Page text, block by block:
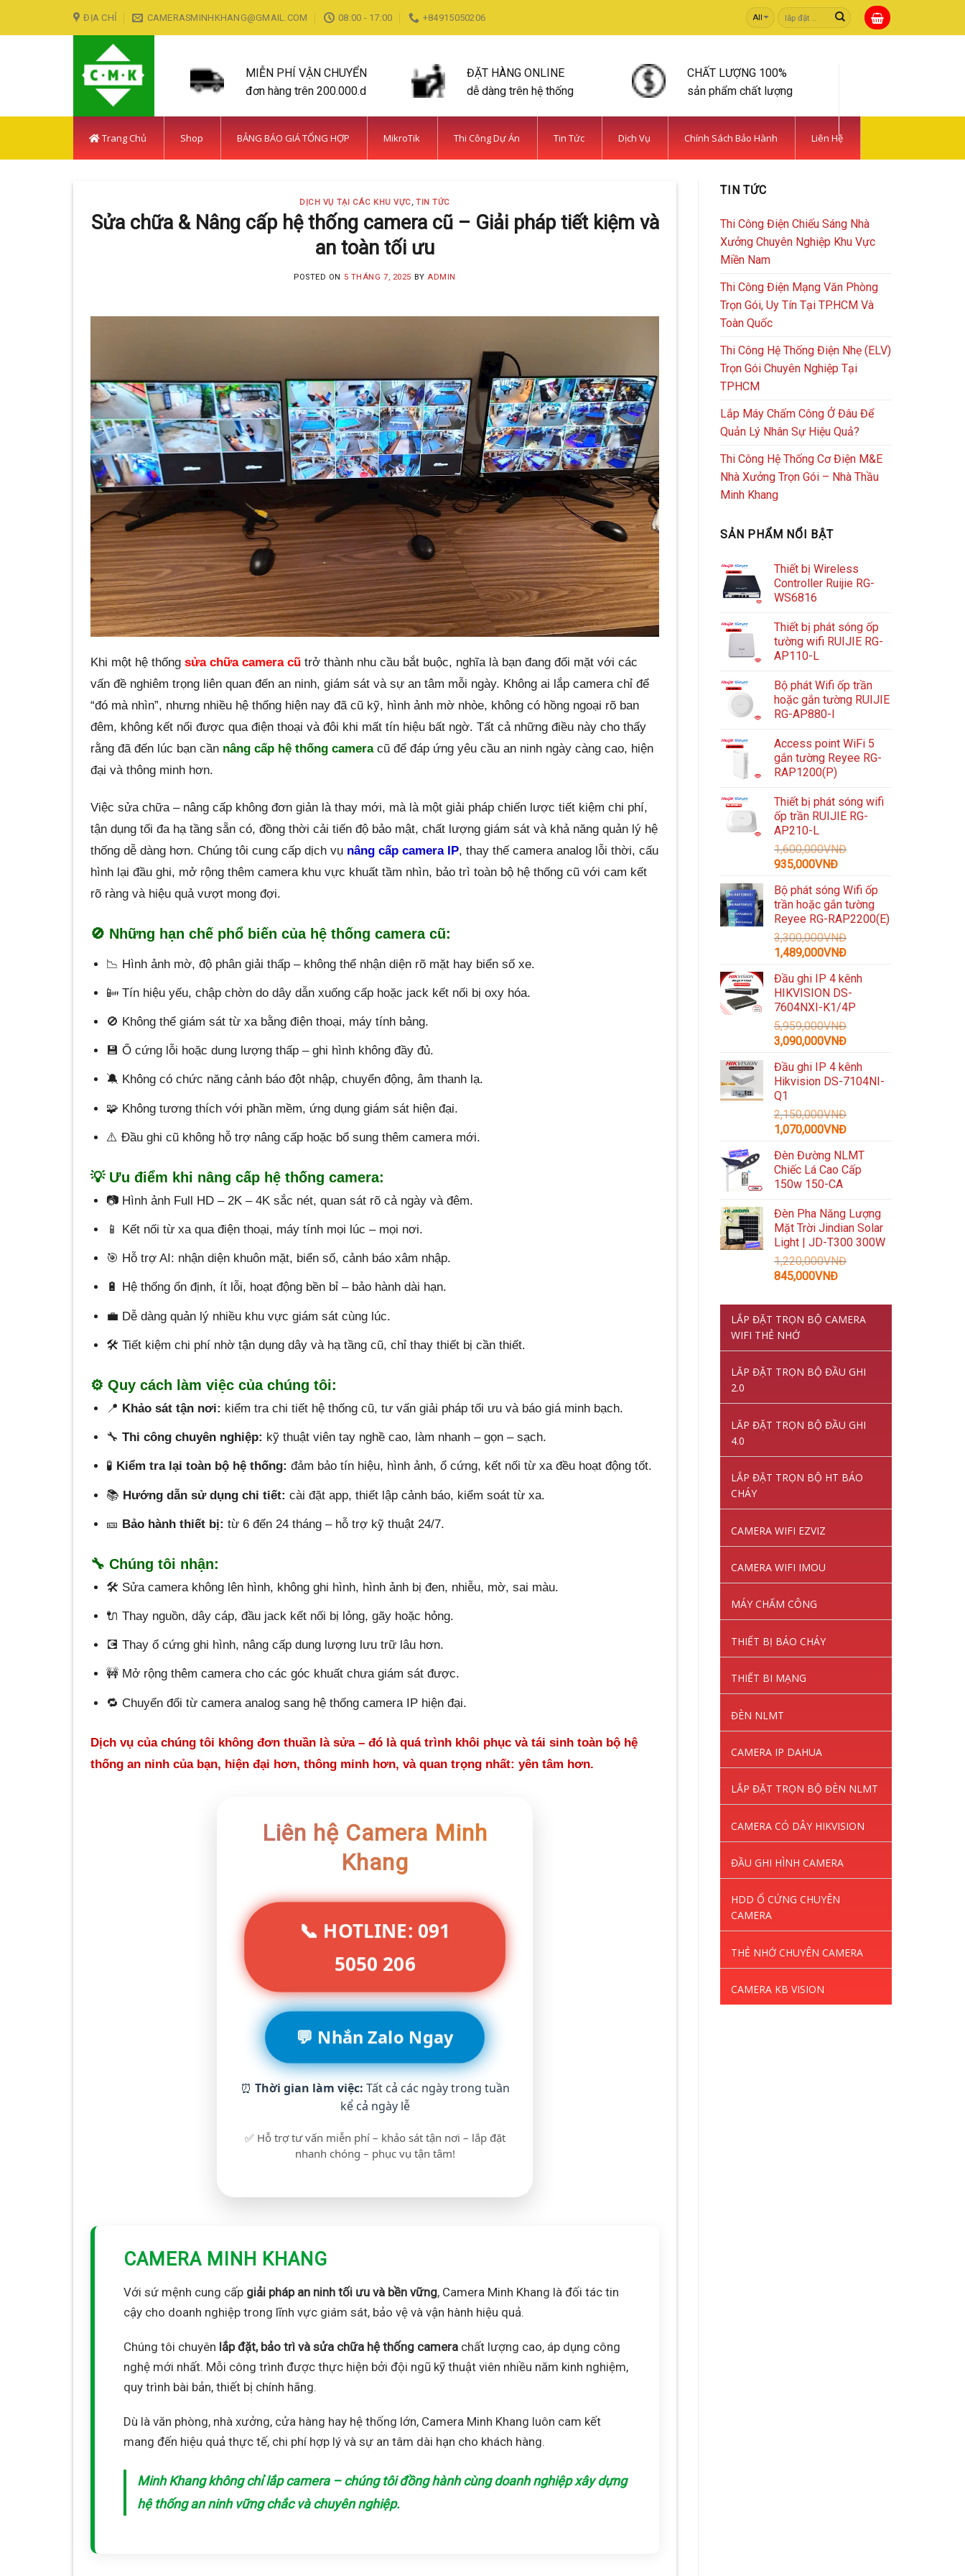
ĐỊA CHỈ CAMERASMINHKHANG@GMAIL.COM 08:00 - 17:00 +84915050206
Tìm
kiếm:
MIỄN PHÍ VẬN CHUYỂN
đơn hàng trên 200.000.d
ĐẶT HÀNG ONLINE
dễ dàng trên hệ thống
CHẤT LƯỢNG 100%
sản phẩm chất lượng
Trang Chủ Shop BẢNG BÁO GIÁ TỔNG HỢP MikroTik Thi Công Dự Án Tin Tức Dịch Vụ Chính Sách Bảo Hành Liên Hệ
DỊCH VỤ TẠI CÁC KHU VỰC,TIN TỨC
Sửa chữa & Nâng cấp hệ thống camera cũ – Giải pháp tiết kiệm và
an toàn tối ưu
POSTED ON 5 THÁNG 7, 2025 BY ADMIN
Khi một hệ thống sửa chữa camera cũ trở thành nhu cầu bắt buộc, nghĩa là bạn đang đối mặt với các
vấn đề nghiêm trọng liên quan đến an ninh, giám sát và sự an tâm mỗi ngày. Không ai lắp camera chỉ để
“đó mà nhìn”, nhưng nhiều hệ thống hiện nay đã cũ kỹ, hình ảnh mờ nhòe, không có hồng ngoại rõ ban
đêm, không kết nối được qua điện thoại và đôi khi mất tín hiệu bất ngờ. Tất cả những điều này cho thấy
rằng đã đến lúc bạn cần nâng cấp hệ thống cameracũ để đáp ứng yêu cầu an ninh ngày càng cao, hiện
đại và thông minh hơn.
Việc sửa chữa – nâng cấp không đơn giản là thay mới, mà là một giải pháp chiến lược tiết kiệm chi phí,
tận dụng tối đa hạ tầng sẵn có, đồng thời cải tiến độ bảo mật, chất lượng giám sát và khả năng quản lý hệ
thống dễ dàng hơn. Chúng tôi cung cấp dịch vụ nâng cấp camera IP, thay thế camera analog lỗi thời, cấu
hình lại đầu ghi, mở rộng thêm camera khu vực khuất tầm nhìn, bảo trì toàn bộ hệ thống cũ với cam kết
rõ ràng và hiệu quả vượt mong đợi.
🚫 Những hạn chế phổ biến của hệ thống camera cũ:
📉 Hình ảnh mờ, độ phân giải thấp – không thể nhận diện rõ mặt hay biển số xe.
📴 Tín hiệu yếu, chập chờn do dây dẫn xuống cấp hoặc jack kết nối bị oxy hóa.
🚫 Không thể giám sát từ xa bằng điện thoại, máy tính bảng.
💾 Ổ cứng lỗi hoặc dung lượng thấp – ghi hình không đầy đủ.
🔕 Không có chức năng cảnh báo đột nhập, chuyển động, âm thanh lạ.
🧩 Không tương thích với phần mềm, ứng dụng giám sát hiện đại.
⚠️ Đầu ghi cũ không hỗ trợ nâng cấp hoặc bổ sung thêm camera mới.
💡 Ưu điểm khi nâng cấp hệ thống camera:
📷 Hình ảnh Full HD – 2K – 4K sắc nét, quan sát rõ cả ngày và đêm.
📱 Kết nối từ xa qua điện thoại, máy tính mọi lúc – mọi nơi.
🎯 Hỗ trợ AI: nhận diện khuôn mặt, biển số, cảnh báo xâm nhập.
🔋 Hệ thống ổn định, ít lỗi, hoạt động bền bỉ – bảo hành dài hạn.
💼 Dễ dàng quản lý nhiều khu vực giám sát cùng lúc.
🛠️ Tiết kiệm chi phí nhờ tận dụng dây và hạ tầng cũ, chỉ thay thiết bị cần thiết.
⚙️ Quy cách làm việc của chúng tôi:
📍 Khảo sát tận nơi: kiểm tra chi tiết hệ thống cũ, tư vấn giải pháp tối ưu và báo giá minh bạch.
🔧Thi công chuyên nghiệp: kỹ thuật viên tay nghề cao, làm nhanh – gọn – sạch.
🧪 Kiểm tra lại toàn bộ hệ thống: đảm bảo tín hiệu, hình ảnh, ổ cứng, kết nối từ xa đều hoạt động tốt.
📚 Hướng dẫn sử dụng chi tiết: cài đặt app, thiết lập cảnh báo, kiểm soát từ xa.
🎫 Bảo hành thiết bị: từ 6 đến 24 tháng – hỗ trợ kỹ thuật 24/7.
🔧 Chúng tôi nhận:
🛠️ Sửa camera không lên hình, không ghi hình, hình ảnh bị đen, nhiễu, mờ, sai màu.
🔌 Thay nguồn, dây cáp, đầu jack kết nối bị lỏng, gãy hoặc hỏng.
💽 Thay ổ cứng ghi hình, nâng cấp dung lượng lưu trữ lâu hơn.
🚧 Mở rộng thêm camera cho các góc khuất chưa giám sát được.
🔁 Chuyển đổi từ camera analog sang hệ thống camera IP hiện đại.
Dịch vụ của chúng tôi không đơn thuần là sửa – đó là quá trình khôi phục và tái sinh toàn bộ hệ
thống an ninh của bạn, hiện đại hơn, thông minh hơn, và quan trọng nhất: yên tâm hơn.
Liên hệ Camera Minh
Khang
📞 HOTLINE: 091
5050 206
💬 Nhắn Zalo Ngay
⏰ Thời gian làm việc: Tất cả các ngày trong tuần
kể cả ngày lễ
✅ Hỗ trợ tư vấn miễn phí – khảo sát tận nơi – lắp đặt
nhanh chóng – phục vụ tận tâm!
CAMERA MINH KHANG
Với sứ mệnh cung cấp giải pháp an ninh tối ưu và bền vững, Camera Minh Khang là đối tác tin
cậy cho doanh nghiệp trong lĩnh vực giám sát, bảo vệ và vận hành hiệu quả.
Chúng tôi chuyên lắp đặt, bảo trì và sửa chữa hệ thống camera chất lượng cao, áp dụng công
nghệ mới nhất. Mỗi công trình được thực hiện bởi đội ngũ kỹ thuật viên nhiều năm kinh nghiệm,
quy trình bài bản, thiết bị chính hãng.
Dù là văn phòng, nhà xưởng, cửa hàng hay hệ thống lớn, Camera Minh Khang luôn cam kết
mang đến hiệu quả thực tế, chi phí hợp lý và sự an tâm dài hạn cho khách hàng.
Minh Khang không chỉ lắp camera – chúng tôi đồng hành cùng doanh nghiệp xây dựng
hệ thống an ninh vững chắc và chuyên nghiệp.
TIN TỨC
Thi Công Điện Chiếu Sáng Nhà
Xưởng Chuyên Nghiệp Khu Vực
Miền Nam
Thi Công Điện Mạng Văn Phòng
Trọn Gói, Uy Tín Tại TP.HCM Và
Toàn Quốc
Thi Công Hệ Thống Điện Nhẹ (ELV)
Trọn Gói Chuyên Nghiệp Tại
TPHCM
Lắp Máy Chấm Công Ở Đâu Để
Quản Lý Nhân Sự Hiệu Quả?
Thi Công Hệ Thống Cơ Điện M&E
Nhà Xưởng Trọn Gói – Nhà Thầu
Minh Khang
SẢN PHẨM NỔI BẬT
Thiết bị Wireless
Controller Ruijie RG-
WS6816
Thiết bị phát sóng ốp
tường wifi RUIJIE RG-
AP110-L
Bộ phát Wifi ốp trần
hoặc gắn tường RUIJIE
RG-AP880-I
Access point WiFi 5
gắn tường Reyee RG-
RAP1200(P)
Thiết bị phát sóng wifi
ốp trần RUIJIE RG-
AP210-L
1,600,000VNĐ
Giá
là:
1,600,000VNĐ.
935,000VNĐGiá
tại
là:
935,000VNĐ.
Bộ phát sóng Wifi ốp
trần hoặc gắn tường
Reyee RG-RAP2200(E)
3,300,000VNĐ
Giá
là:
3,300,000VNĐ.
1,489,000VNĐGiá
tại
là:
1,489,000VNĐ.
Đầu ghi IP 4 kênh
HIKVISION DS-
7604NXI-K1/4P
5,959,000VNĐ
Giá
là:
5,959,000VNĐ.
3,090,000VNĐGiá
tại
là:
Đầu ghi IP 4 kênh
Hikvision DS-7104NI-
Q1
2,150,000VNĐ
Giá
là:
2,150,000VNĐ.
1,070,000VNĐGiá
tại
là:
Đèn Đường NLMT
Chiếc Lá Cao Cấp
150w 150-CA
Đèn Pha Năng Lượng
Mặt Trời Jindian Solar
Light | JD-T300 300W
1,220,000VNĐ
Giá
là:
1,220,000VNĐ.
845,000VNĐGiá
tại
là:
LẮP ĐẶT TRỌN BỘ CAMERA
WIFI THẺ NHỚ
LĂP ĐẶT TRỌN BỘ ĐẦU GHI
2.0
LĂP ĐẶT TRỌN BỘ ĐẦU GHI
4.0
LẮP ĐẶT TRỌN BỘ HT BÁO
CHÁY
CAMERA WIFI EZVIZ
CAMERA WIFI IMOU
MÁY CHẤM CÔNG
THIẾT BỊ BÁO CHÁY
THIẾT BI MẠNG
ĐÈN NLMT
CAMERA IP DAHUA
LẮP ĐẶT TRỌN BỘ ĐÈN NLMT
CAMERA CÓ DÂY HIKVISION
ĐẦU GHI HÌNH CAMERA
HDD Ổ CỨNG CHUYÊN
CAMERA
THẺ NHỚ CHUYÊN CAMERA
CAMERA KB VISION